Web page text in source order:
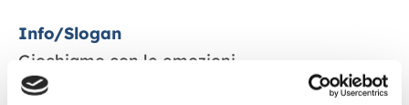
Info/Slogan
Giochiamo con le emozioni